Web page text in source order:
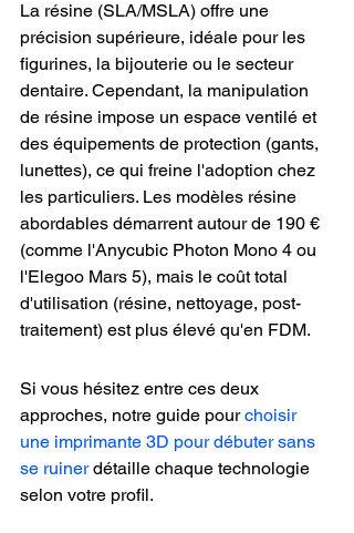
La résine (SLA/MSLA) offre une
précision supérieure, idéale pour les
figurines, la bijouterie ou le secteur
dentaire. Cependant, la manipulation
de résine impose un espace ventilé et
des équipements de protection (gants,
lunettes), ce qui freine l'adoption chez
les particuliers. Les modèles résine
abordables démarrent autour de 190 €
(comme l'Anycubic Photon Mono 4 ou
l'Elegoo Mars 5), mais le coût total
d'utilisation (résine, nettoyage, post-
traitement) est plus élevé qu'en FDM.
Si vous hésitez entre ces deux
approches, notre guide pour choisir
une imprimante 3D pour débuter sans
se ruiner détaille chaque technologie
selon votre profil.